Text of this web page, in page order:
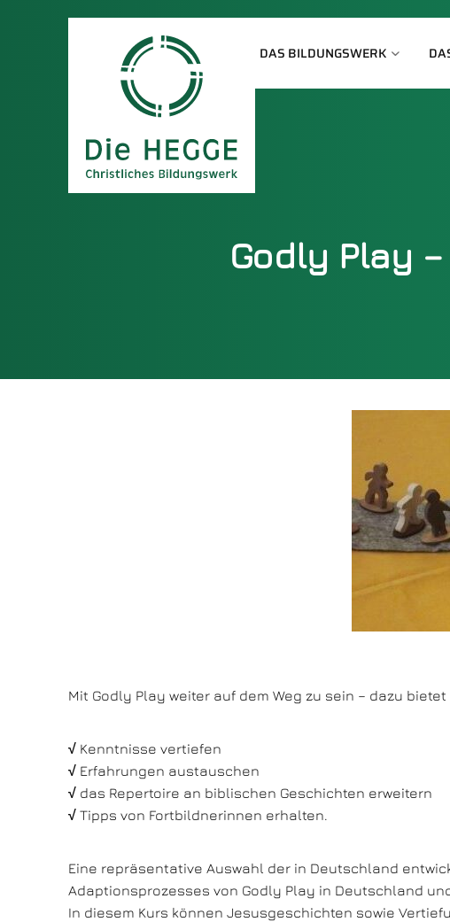
DAS BILDUNGSWERK
Godly Play
Mit Godly Play weiter auf dem Weg zu sein – dazu
√ Kenntnisse vertiefen
√ Erfahrungen austauschen
√ das Repertoire an biblischen Geschichten erweitern
√ Tipps von Fortbildnerinnen erhalten.
Eine repräsentative Auswahl der in Deutschland
Adaptionsprozesses von Godly Play in Deutschland
In diesem Kurs können Jesusgeschichten sowie